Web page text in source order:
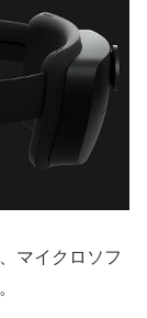
マイクロソフ